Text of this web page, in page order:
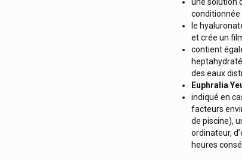
une solution
le
et crée un
contient
des eaux
Euphralia
indiqué en
facteurs
de piscine),
ordinateur,
heures